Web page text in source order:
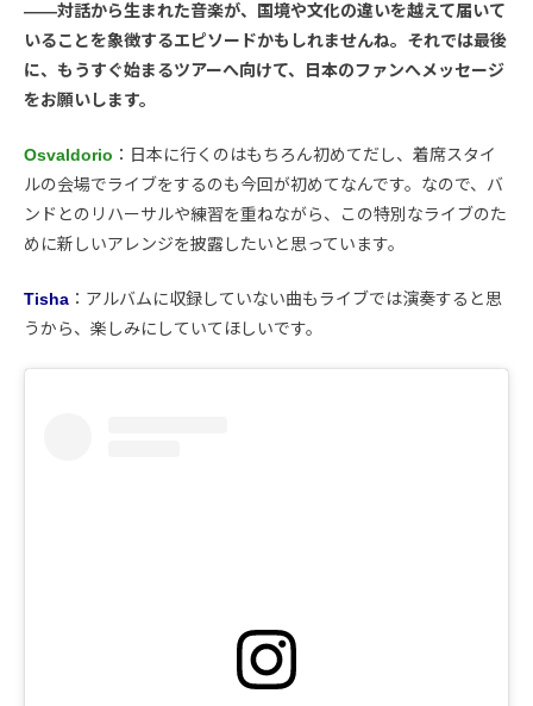
――対話から生まれた音楽が、国境や文化の違いを越えて届いて
いることを象徴するエピソードかもしれませんね。それでは最後
に、もうすぐ始まるツアーへ向けて、日本のファンへメッセージ
をお願いします。
Osvaldorio ：日本に行くのはもちろん初めてだし、着席スタイ
ルの会場でライブをするのも今回が初めてなんです。なので、バ
ンドとのリハーサルや練習を重ねながら、この特別なライブのた
めに新しいアレンジを披露したいと思っています。
Tisha ：アルバムに収録していない曲もライブでは演奏すると思
うから、楽しみにしていてほしいです。